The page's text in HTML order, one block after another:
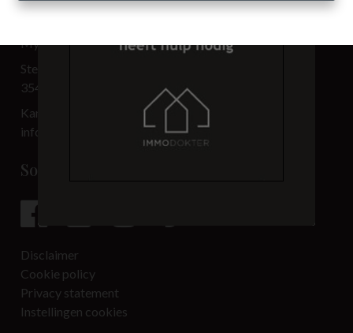
Contact
My Place BV
Steenweg 3.501
3540 Herk-de-Stad
Kantoor: 013 33 69 00
info@immo-myplace.be
Social media
Disclaimer
Cookie policy
Privacy statement
Instellingen cookies